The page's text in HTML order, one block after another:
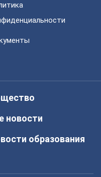
новости
образования